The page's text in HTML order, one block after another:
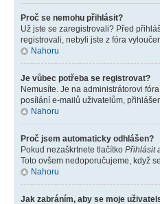
Proč se nemohu přihlásit?
Už jste se zaregistrovali? Před
registrovali, nebyli jste z fóra
Nahoru
Je vůbec potřeba se registrovat?
Nemusíte. Je na administrátorovi
posílání e-mailů uživatelům,
Nahoru
Proč jsem automaticky odhlášen?
Pokud nezaškrtnete tlačítko Přihlásit
Toto ovšem nedoporučujeme, když
Nahoru
Jak zabráním, aby se moje